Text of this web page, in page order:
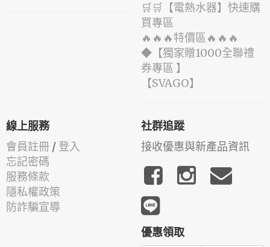
🛒🛒【電熱水器】快速購
買專區
🔥🔥🔥特價區🔥🔥🔥
◆【獨家贈1000全聯禮
券專區 】
️【SVAGO】️
線上服務
會員註冊 / 登入
忘記密碼
服務條款
隱私權政策
防詐騙宣導
社群追蹤
接收優惠與新產品資訊
優惠領取